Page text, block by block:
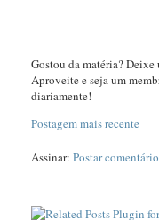
Gostou da matéria?
Aproveite e seja um
diariamente!
Postagem mais recente
Assinar: Postar